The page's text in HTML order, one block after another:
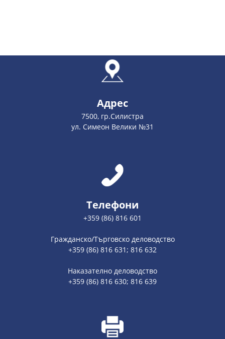
Адрес
7500, гр.Силистра
ул. Симеон Велики №31
Телефони
+359 (86) 816 601
Гражданско/Търговско деловодство
+359 (86) 816 631; 816 632
Наказателно деловодство
+359 (86) 816 630; 816 639